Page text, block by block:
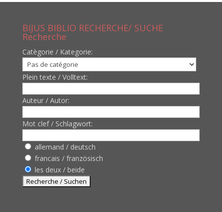
BIJUS BIBLIO RECHERCHE/ SUCHE
Recherche
Catègorie / Kategorie:
Plein texte / Volltext:
Auteur / Autor:
Mot clef / Schlagwort:
allemand / deutsch
francais / französisch
les deux / beide